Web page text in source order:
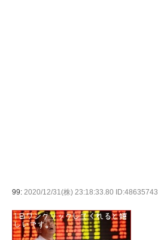
99: 2020/12/31(株) 23:18:33.80 ID:48635743